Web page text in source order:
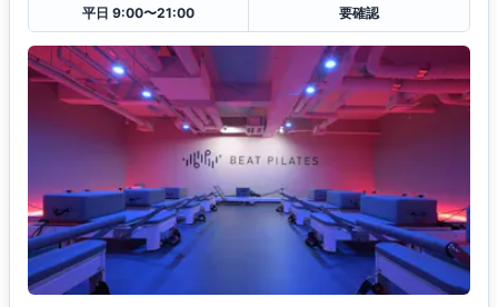
平日 9:00〜21:00
要確認